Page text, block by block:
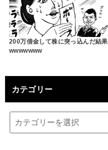
200万借金して株に突っ込んだ結果
wwwwwww
カテゴリー